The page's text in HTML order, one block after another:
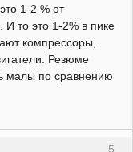
1-2 % от
то это 1-2% в пике
компрессоры,
Резюме
малы по сравнению
5